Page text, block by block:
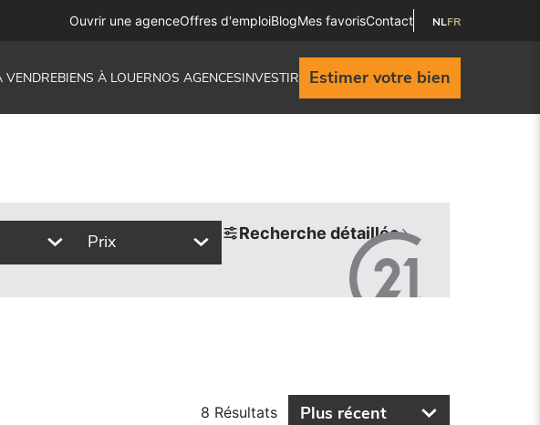
Ouvrir une agenceOffres d'emploiBlogMes favorisContact NLFR
VENDREBIENS À LOUERNOS AGENCESINVESTIR Estimer votre bien
Prix Recherche détaillée
8 Résultats Plus récent